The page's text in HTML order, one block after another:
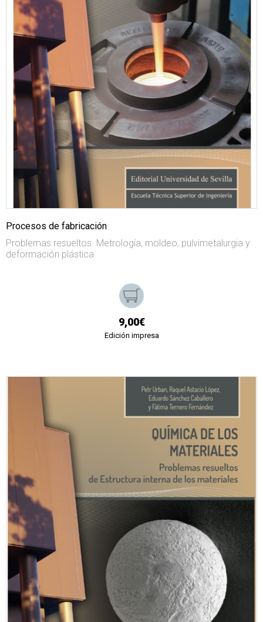
Procesos de fabricación
Problemas resueltos. Metrología, moldeo, pulvimetalurgia y
deformación plástica
9,00€
Edición impresa